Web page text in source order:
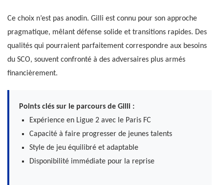
Ce choix n’est pas anodin. Gilli est connu pour son approche
pragmatique, mêlant défense solide et transitions rapides. Des
qualités qui pourraient parfaitement correspondre aux besoins
du SCO, souvent confronté à des adversaires plus armés
financièrement.
Points clés sur le parcours de Gilli :
Expérience en Ligue 2 avec le Paris FC
Capacité à faire progresser de jeunes talents
Style de jeu équilibré et adaptable
Disponibilité immédiate pour la reprise